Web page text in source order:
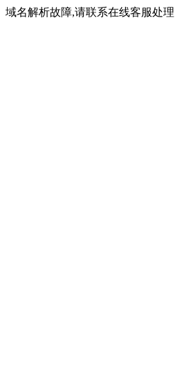
域名解析故障,请联系在线客服处理